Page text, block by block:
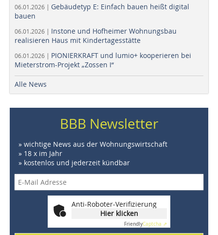
06.01.2026 | Gebäudetyp E: Einfach bauen heißt digital
bauen
06.01.2026 | Instone und Hofheimer Wohnungsbau
realisieren Haus mit Kindertagesstätte
06.01.2026 | PIONIERKRAFT und lumio+ kooperieren bei
Mieterstrom-Projekt „Zossen I“
Alle News
BBB Newsletter
» wichtige News aus der Wohnungswirtschaft
» 18 x im Jahr
» kostenlos und jederzeit kündbar
Anti-Roboter-Verifizierung
Hier klicken
FriendlyCaptcha ⇗